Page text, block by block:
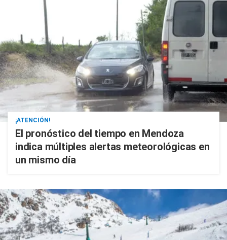
¡ATENCIÓN!
El pronóstico del tiempo en Mendoza
indica múltiples alertas meteorológicas en
un mismo día